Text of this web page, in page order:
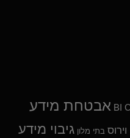
BI אבטחת מידע
בתי מלון גיבוי מידע